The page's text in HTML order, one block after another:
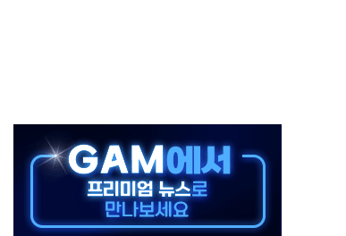
트레이드데스크·웬디스↓
"